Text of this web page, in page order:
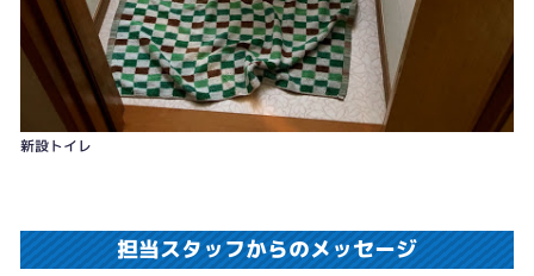
新設トイレ
担当スタッフからのメッセージ